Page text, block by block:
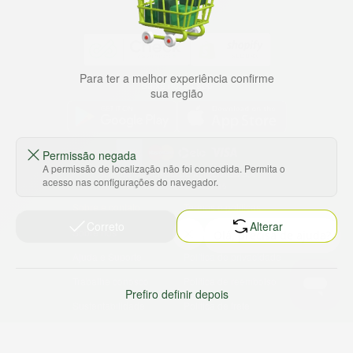
HORTUS COMERCIO DE ALIMENTOS S.A
CNPJ: 09.000.493/0002-15
Termos e políticas
Termos de serviço
Política de frete
Baixe nosso app
Para ter a melhor experiência confirme
sua região
Permissão negada
A permissão de localização não foi concedida. Permita o
acesso nas configurações do navegador.
Alterar
Prefiro definir depois